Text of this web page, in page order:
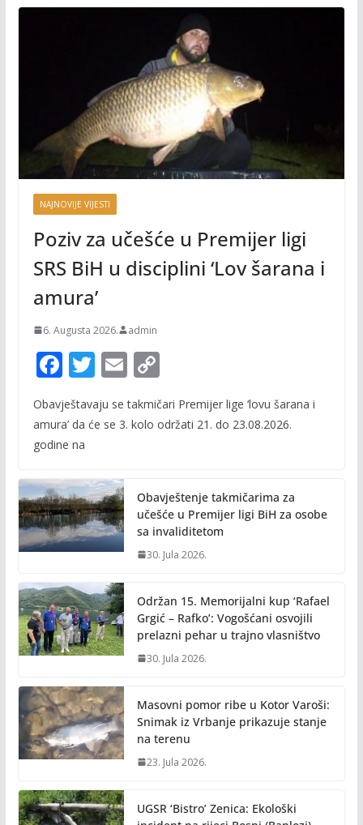
NAJNOVIJE VIJESTI
Poziv za učešće u Premijer ligi
SRS BiH u disciplini ‘Lov šarana i
amura’
6. Augusta 2026. admin
F
ac
e
b
o
k
T
w
itt
E
m
ai
C
p
n
k
Obavještavaju se takmičari Premijer lige ‘lovu šarana i
amura’ da će se 3. kolo održati 21. do 23.08.2026.
godine na
Obavještenje takmičarima za
učešće u Premijer ligi BiH za osobe
sa invaliditetom
30. Jula 2026.
Održan 15. Memorijalni kup ‘Rafael
Grgić – Rafko’: Vogošćani osvojili
prelazni pehar u trajno vlasništvo
30. Jula 2026.
Masovni pomor ribe u Kotor Varoši:
Snimak iz Vrbanje prikazuje stanje
na terenu
23. Jula 2026.
UGSR ‘Bistro’ Zenica: Ekološki